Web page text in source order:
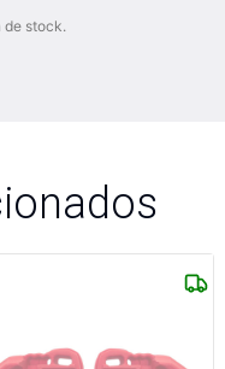
de stock.